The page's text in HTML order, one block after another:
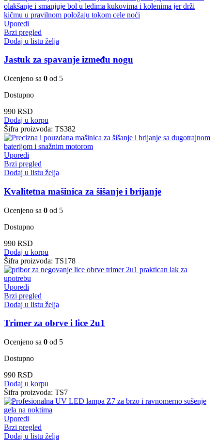
Uporedi
Brzi pregled
Dodaj u listu želja
Jastuk za spavanje između nogu
Ocenjeno sa 0 od 5
Dostupno
990 RSD
Dodaj u korpu
Šifra proizvoda: TS382
Uporedi
Brzi pregled
Dodaj u listu želja
Kvalitetna mašinica za šišanje i brijanje
Ocenjeno sa 0 od 5
Dostupno
990 RSD
Dodaj u korpu
Šifra proizvoda: TS178
Uporedi
Brzi pregled
Dodaj u listu želja
Trimer za obrve i lice 2u1
Ocenjeno sa 0 od 5
Dostupno
990 RSD
Dodaj u korpu
Šifra proizvoda: TS7
Uporedi
Brzi pregled
Dodaj u listu želja